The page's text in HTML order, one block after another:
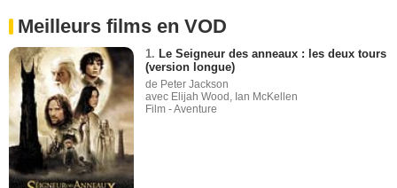
Meilleurs films en VOD
1. Le Seigneur des anneaux : les deux tours
(version longue)
de Peter Jackson
avec Elijah Wood, Ian McKellen
Film - Aventure